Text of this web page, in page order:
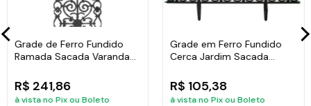
Grade de Ferro Fundido
Ramada Sacada Varanda
R$ 241,86
à vista no Pix ou Boleto
Grade em Ferro Fundido
Cerca Jardim Sacada
R$ 105,38
à vista no Pix ou Boleto